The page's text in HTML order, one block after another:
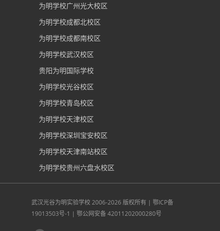
为明学校广州光大校区
为明学校成都北校区
为明学校成都南校区
为明学校武汉校区
贵阳为明国际学校
为明学校光谷校区
为明学校青岛校区
为明学校天津校区
为明学校深圳宝安校区
为明学校天津南站校区
为明学校贵州六盘水校区
武汉光谷为明实验学校2006-2026 版权所有 | 鄂ICP备
19013503号-1 | 鄂公网安备 42011202000280号